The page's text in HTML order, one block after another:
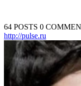
64 POSTS 0
http://pulse.ru